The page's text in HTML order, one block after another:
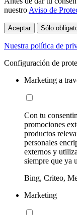
nuestro Aviso de
Aceptar Sólo
Nuestra política de
Configuración de
Marketing a
Con tu
promociones
productos
personales
externos y
siempre que ya
Bing, Criteo,
Marketing